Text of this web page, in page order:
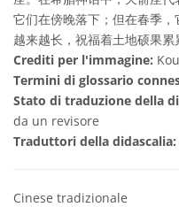
它们在傍晚落下；但在春季
越来越长，祝福着土地硕果累
Crediti per l'immagine:
Termini di glossario
Stato di traduzione della
da un revisore
Traduttori della didascalia:
Cinese tradizionale